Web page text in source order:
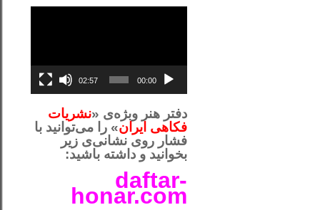
00:00
02:57
دفتر هنر وبژه‌ی «نشریات
فکاهی ایران» را می‌توانید با
فشار روی نشانی‌ی زیر
بخوانید و داشته باشید:
daftar-
honar.com